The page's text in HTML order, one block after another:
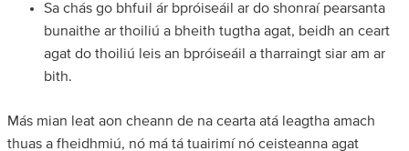
Sa chás go bhfuil ár bpróiseáil ar do shonraí pearsanta
bunaithe ar thoiliú a bheith tugtha agat, beidh an ceart
agat do thoiliú leis an bpróiseáil a tharraingt siar am ar
bith.
Más mian leat aon cheann de na cearta atá leagtha amach
thuas a fheidhmiú, nó má tá tuairimí nó ceisteanna agat